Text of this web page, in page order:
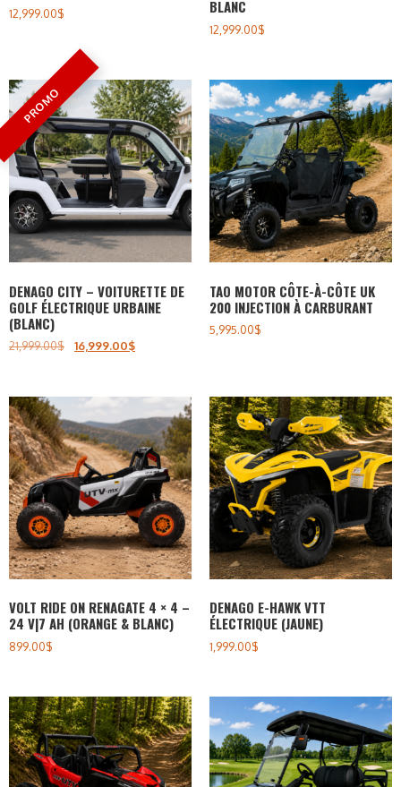
12,999.00$
BLANC
12,999.00$
DENAGO CITY – VOITURETTE DE
GOLF ÉLECTRIQUE URBAINE
(BLANC)
21,999.00$ 16,999.00$
TAO MOTOR CÔTE-À-CÔTE UK
200 INJECTION À CARBURANT
5,995.00$
VOLT RIDE ON RENAGATE 4 × 4 –
24 V|7 AH (ORANGE & BLANC)
899.00$
DENAGO E-HAWK VTT
ÉLECTRIQUE (JAUNE)
1,999.00$